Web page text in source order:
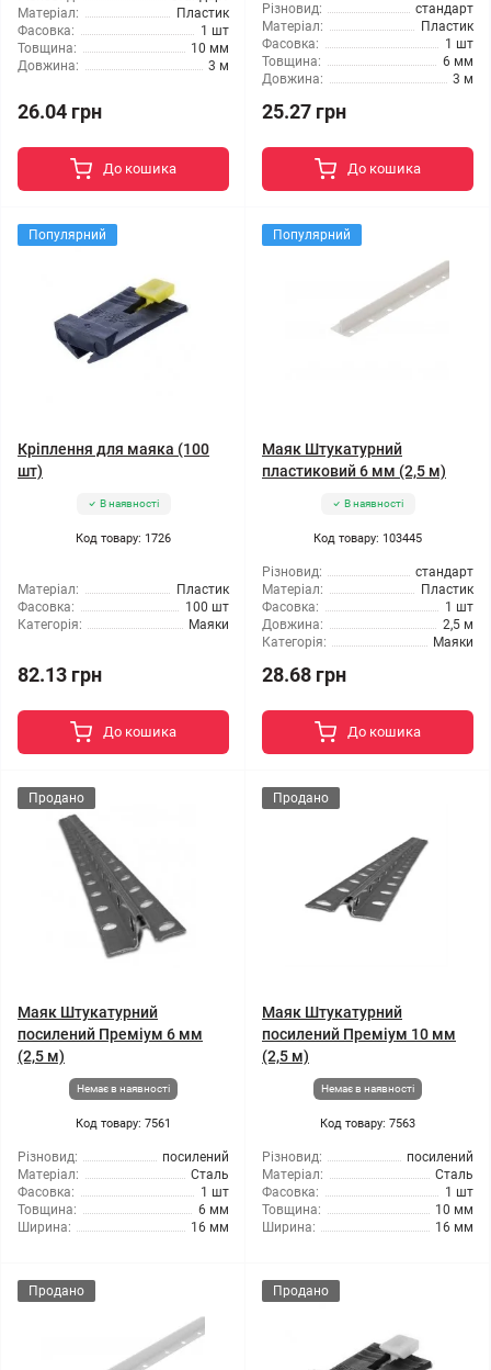
Матеріал:
Пластик
Фасовка:
1 шт
Товщина:
10 мм
Довжина:
3 м
26.04 грн
До кошика
Різновид:
стандарт
Матеріал:
Пластик
Фасовка:
1 шт
Товщина:
6 мм
Довжина:
3 м
25.27 грн
До кошика
Популярний
Кріплення для маяка (100
шт)
В наявності
Код товару: 1726
Матеріал:
Пластик
Фасовка:
100 шт
Категорія:
Маяки
82.13 грн
До кошика
Популярний
Маяк Штукатурний
пластиковий 6 мм (2,5 м)
В наявності
Код товару: 103445
Різновид:
стандарт
Матеріал:
Пластик
Фасовка:
1 шт
Довжина:
2,5 м
Категорія:
Маяки
28.68 грн
До кошика
Продано
Маяк Штукатурний
посилений Преміум 6 мм
(2,5 м)
Немає в наявності
Код товару: 7561
Різновид:
посилений
Матеріал:
Сталь
Фасовка:
1 шт
Товщина:
6 мм
Ширина:
16 мм
Продано
Маяк Штукатурний
посилений Преміум 10 мм
(2,5 м)
Немає в наявності
Код товару: 7563
Різновид:
посилений
Матеріал:
Сталь
Фасовка:
1 шт
Товщина:
10 мм
Ширина:
16 мм
Продано Продано